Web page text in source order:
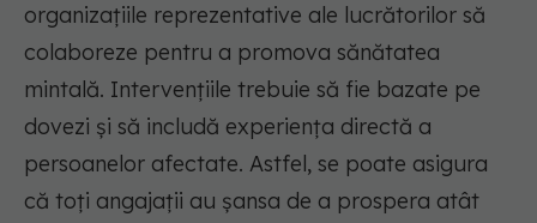
organizațiile reprezentative ale lucrătorilor să
colaboreze pentru a promova sănătatea
mintală. Intervențiile trebuie să fie bazate pe
dovezi și să includă experiența directă a
persoanelor afectate. Astfel, se poate asigura
că toți angajații au șansa de a prospera atât